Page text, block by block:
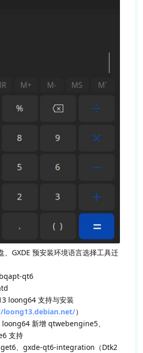
、GXDE 预安装环境语言选择工具迁
qt6
loong64 支持与安装
）
loong64 新增 qtwebengine5、
支持
、gxde-qt6-integration（Dtk2